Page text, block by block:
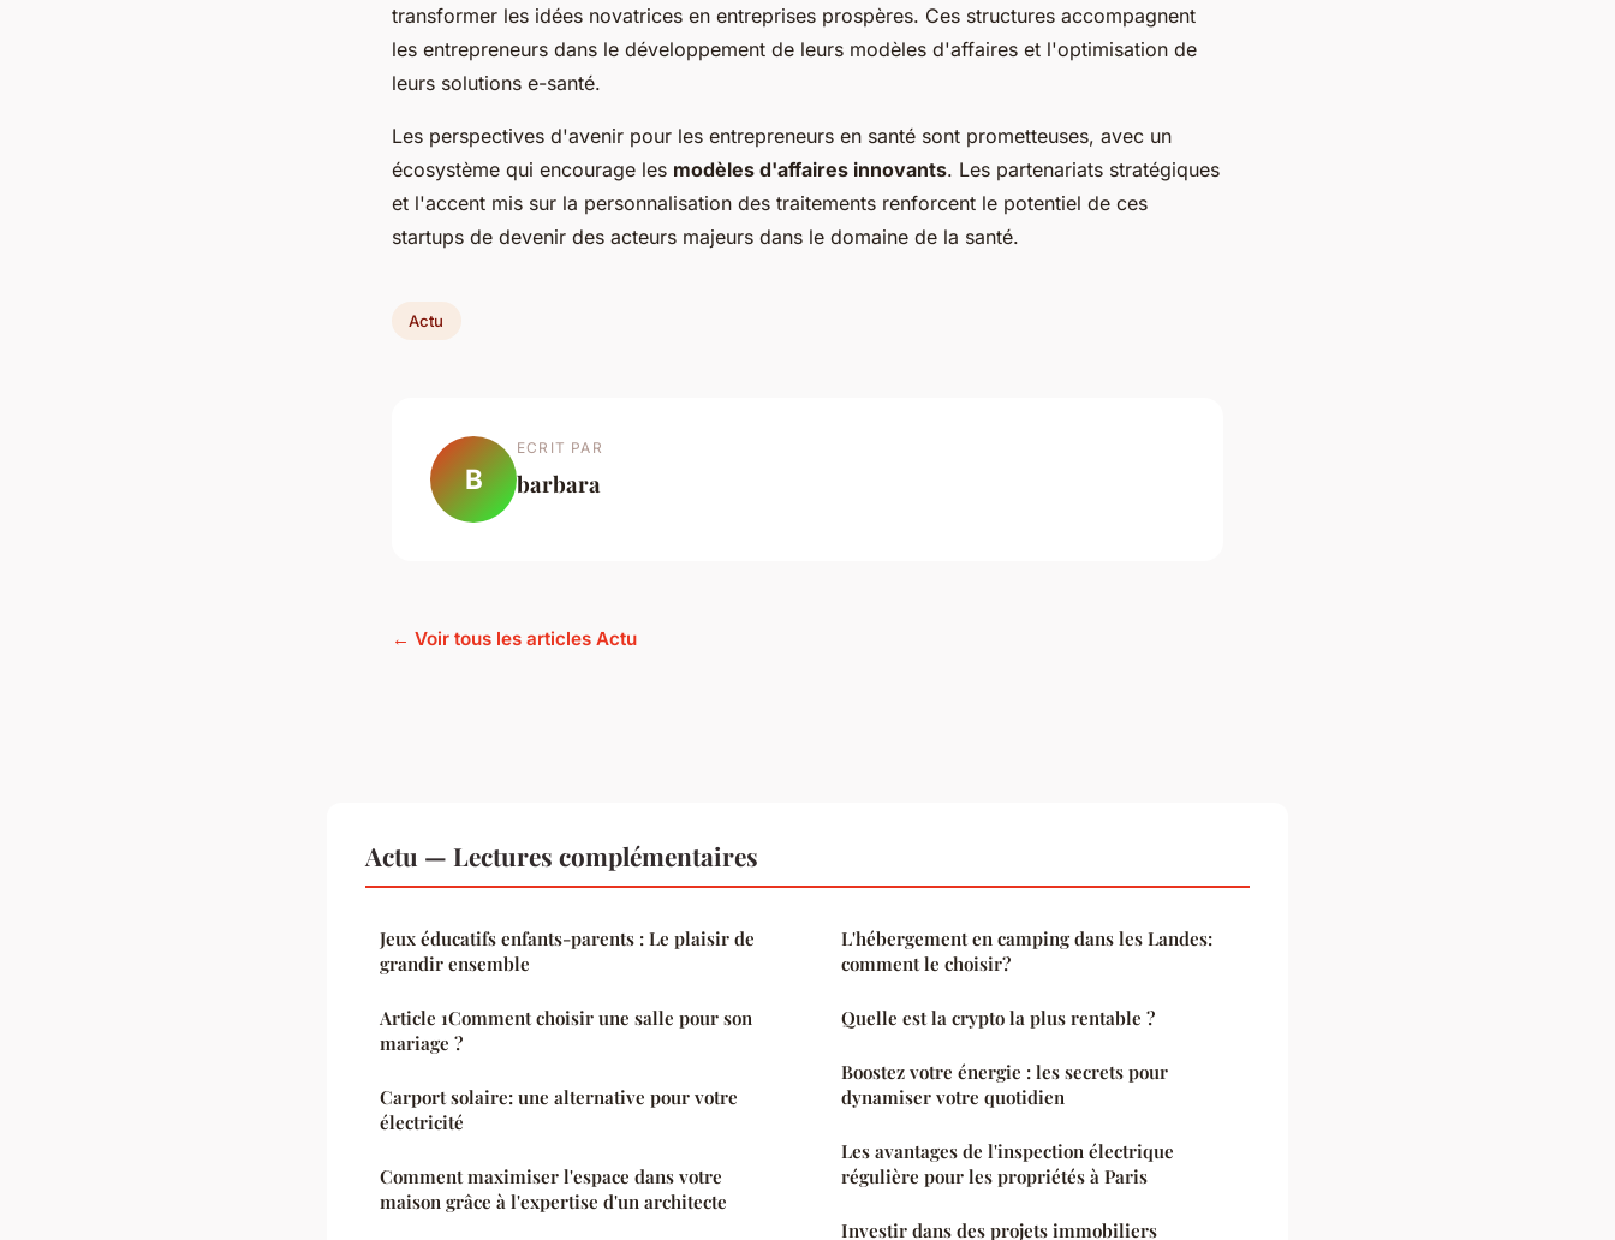
transformer les idées novatrices en entreprises prospères. Ces structures accompagnent
les entrepreneurs dans le développement de leurs modèles d'affaires et l'optimisation de
leurs solutions e-santé.
Les perspectives d'avenir pour les entrepreneurs en santé sont prometteuses, avec un
écosystème qui encourage les modèles d'affaires innovants. Les partenariats stratégiques
et l'accent mis sur la personnalisation des traitements renforcent le potentiel de ces
startups de devenir des acteurs majeurs dans le domaine de la santé.
Actu
B
ECRIT PAR
barbara
← Voir tous les articles Actu
Actu — Lectures complémentaires
Jeux éducatifs enfants-parents : Le plaisir de
grandir ensemble
Article 1Comment choisir une salle pour son
mariage ?
Carport solaire: une alternative pour votre
électricité
Comment maximiser l'espace dans votre
maison grâce à l'expertise d'un architecte
L'hébergement en camping dans les Landes:
comment le choisir?
Quelle est la crypto la plus rentable ?
Boostez votre énergie : les secrets pour
dynamiser votre quotidien
Les avantages de l'inspection électrique
régulière pour les propriétés à Paris
Investir dans des projets immobiliers